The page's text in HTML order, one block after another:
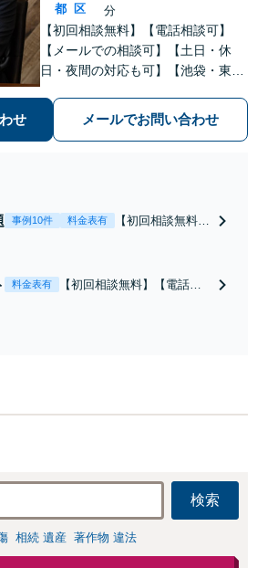
都 区
分
【初回相談無料】【電話相談可】
【メールでの相談可】【土日・休
日・夜間の対応も可】【池袋・東池
トラブル・刑事事件を中心に「個
人」の方からのご相談・ご依頼を幅
せ メールでお問い合わせ
事例10件 料金表有
【初回相談無料】
【池袋・東池袋2
料金表有
【初回相談無料】【電話相
応します！即日対応可能。
検索
相続 遺産 著作物 違法